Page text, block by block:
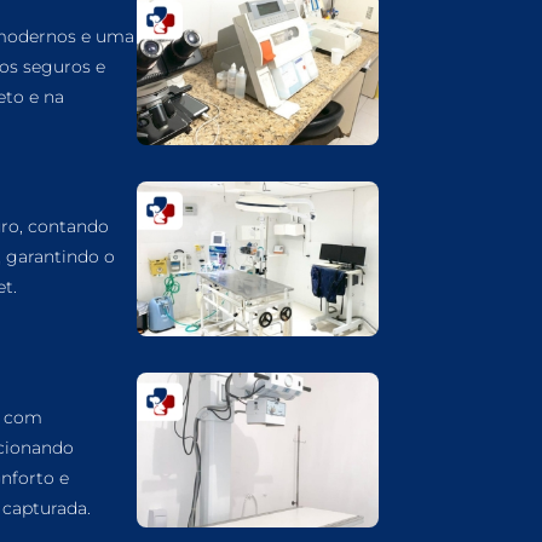
CARDIOLOGIA VETERINÁRIA EM
GUARULHOS
ATENDIMENTO VETERINÁRIO EM
GUARULHOS
ANIMAIS SILVESTRES EM GUARULHOS
ANESTESIOLOGIA VETERINÁRIA EM
GUARULHOS
ACUPUNTURA VETERINÁRIA EM
GUARULHOS
VETERINÁRIO PARA GATOS
VETERINÁRIO DE ANIMAIS SILVESTRES
VETERINÁRIO URGENTE
VETERINÁRIO DE PLANTÃO
VETERINÁRIO 24 HORAS
e uma
seguros e
e na
contando
garantindo o
com
e